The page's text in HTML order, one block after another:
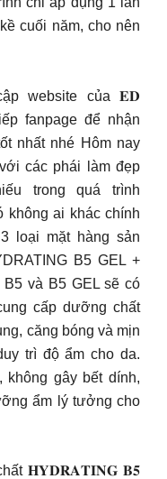
cuối năm, cho nên
website của 𝐄𝐃
fanpage để nhận
nhất nhé Hôm nay
các phái làm đẹp
trong quá trình
không ai khác chính
loại mặt hàng sản
B5 GEL +
và B5 GEL sẽ có
cấp dưỡng chất
căng bóng và mịn
trì độ ẩm cho da.
không gây bết dính,
ẩm lý tưởng cho
𝐇𝐘𝐃𝐑𝐀𝐓𝐈𝐍𝐆 𝐁𝟓